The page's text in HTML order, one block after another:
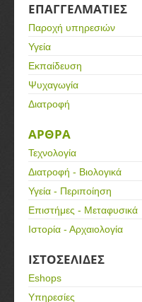
ΕΠΑΓΓΕΛΜΑΤΙΕΣ
Παροχή υπηρεσιών
Υγεία
Εκπαίδευση
Ψυχαγωγία
Διατροφή
ΑΡΘΡΑ
Τεχνολογία
Διατροφή - Βιολογικά
Υγεία - Περιποίηση
Επιστήμες - Μεταφυσικά
Ιστορία - Αρχαιολογία
ΙΣΤΟΣΕΛΙΔΕΣ
Eshops
Υπηρεσίες